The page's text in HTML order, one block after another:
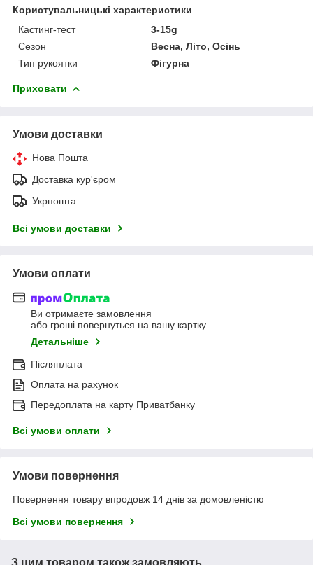
Користувальницькі характеристики
Кастинг-тест
3-15g
Сезон
Весна, Літо, Осінь
Тип рукоятки
Фігурна
Приховати
Умови доставки
Нова Пошта
Доставка кур'єром
Укрпошта
Всі умови доставки
Умови оплати
Ви отримаєте замовлення
або гроші повернуться на вашу картку
Детальніше
Післяплата
Оплата на рахунок
Передоплата на карту Приватбанку
Всі умови оплати
Умови повернення
Повернення товару впродовж 14 днів за домовленістю
Всі умови повернення